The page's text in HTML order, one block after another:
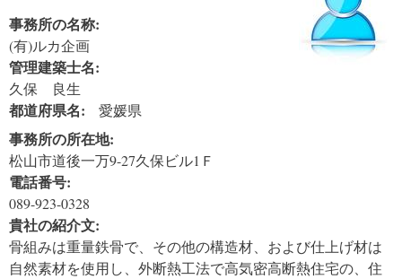
事務所の名称:
(有)ルカ企画
管理建築士名:
久保 良生
都道府県名: 愛媛県
事務所の所在地:
松山市道後一万9-27久保ビル1Ｆ
電話番号:
089-923-0328
貴社の紹介文:
骨組みは重量鉄骨で、その他の構造材、および仕上げ材は
自然素材を使用し、外断熱工法で高気密高断熱住宅の、住